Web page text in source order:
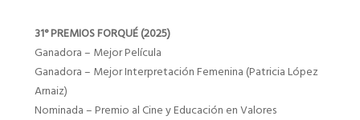
31° PREMIOS FORQUÉ (2025)
Ganadora – Mejor Película
Ganadora – Mejor Interpretación Femenina (Patricia López
Arnaiz)
Nominada – Premio al Cine y Educación en Valores